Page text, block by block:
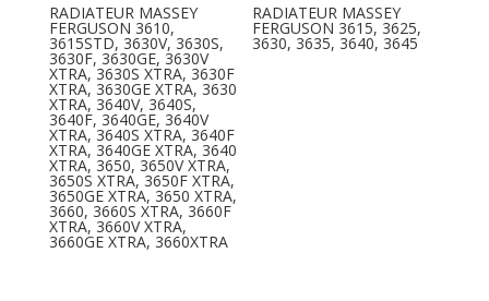
RADIATEUR MASSEY
FERGUSON 3610,
3615STD, 3630V, 3630S,
3630F, 3630GE, 3630V
XTRA, 3630S XTRA, 3630F
XTRA, 3630GE XTRA, 3630
XTRA, 3640V, 3640S,
3640F, 3640GE, 3640V
XTRA, 3640S XTRA, 3640F
XTRA, 3640GE XTRA, 3640
XTRA, 3650, 3650V XTRA,
3650S XTRA, 3650F XTRA,
3650GE XTRA, 3650 XTRA,
3660, 3660S XTRA, 3660F
XTRA, 3660V XTRA,
3660GE XTRA, 3660XTRA
RADIATEUR MASSEY
FERGUSON 3615, 3625,
3630, 3635, 3640, 3645